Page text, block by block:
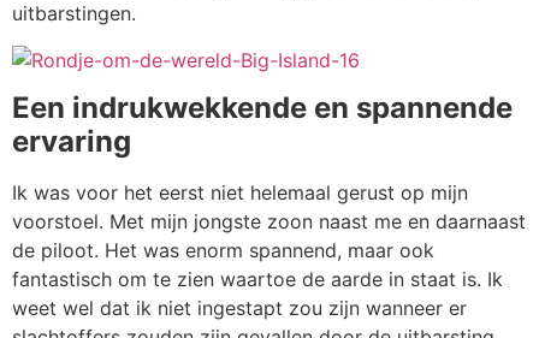
uitbarstingen.
Een indrukwekkende en spannende
ervaring
Ik was voor het eerst niet helemaal gerust op mijn
voorstoel. Met mijn jongste zoon naast me en daarnaast
de piloot. Het was enorm spannend, maar ook
fantastisch om te zien waartoe de aarde in staat is. Ik
weet wel dat ik niet ingestapt zou zijn wanneer er